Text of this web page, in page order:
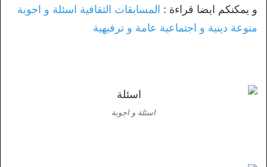
و يمكنكم ايضا قراءة : المسابقات الثقافية اسئلة و اجوبة
منوعة دينية و اجتماعية عامة و ترفيهية
اسئلة و اجوبة